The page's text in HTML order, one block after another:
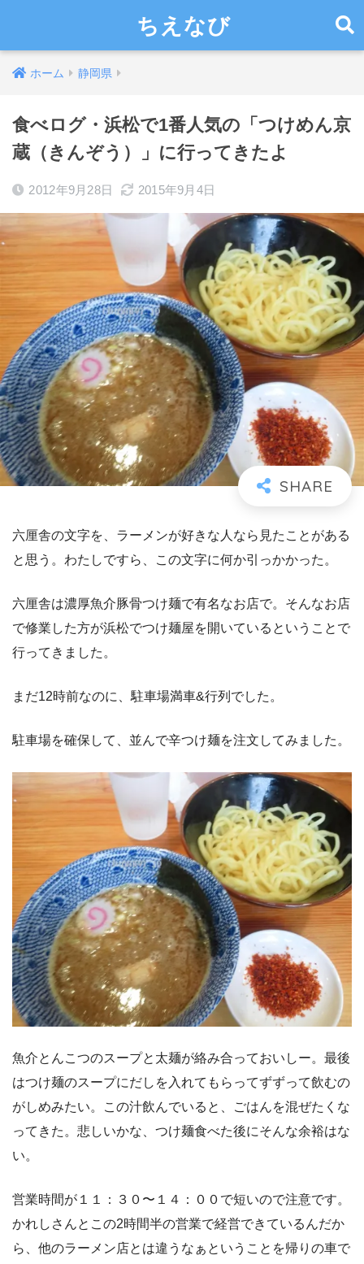
ちえなび
ホーム 静岡県
食べログ・浜松で1番人気の「つけめん京
蔵（きんぞう）」に行ってきたよ
2012年9月28日 2015年9月4日
六厘舎の文字を、ラーメンが好きな人なら見たことがある
と思う。わたしですら、この文字に何か引っかかった。
六厘舎は濃厚魚介豚骨つけ麺で有名なお店で。そんなお店
で修業した方が浜松でつけ麺屋を開いているということで
行ってきました。
まだ12時前なのに、駐車場満車&行列でした。
駐車場を確保して、並んで辛つけ麺を注文してみました。
魚介とんこつのスープと太麺が絡み合っておいしー。最後
はつけ麺のスープにだしを入れてもらってずずって飲むの
がしめみたい。この汁飲んでいると、ごはんを混ぜたくな
ってきた。悲しいかな、つけ麺食べた後にそんな余裕はな
い。
営業時間が１１：３０〜１４：００で短いので注意です。
かれしさんとこの2時間半の営業で経営できているんだか
ら、他のラーメン店とは違うなぁということを帰りの車で